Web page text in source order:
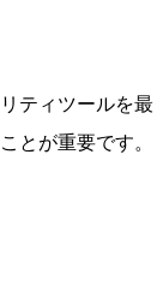
ティツールを最
とが重要です。